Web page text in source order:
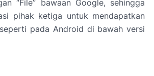
“File” bawaan Google, sehingga
pihak ketiga untuk mendapatkan
pada Android di bawah versi